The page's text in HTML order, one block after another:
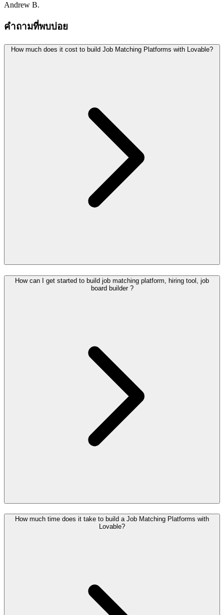
Andrew B.
คำถามที่พบบ่อย
How much does it cost to build Job Matching Platforms with Lovable?
How can I get started to build job matching platform, hiring tool, job
board builder ?
How much time does it take to build a Job Matching Platforms with
Lovable?